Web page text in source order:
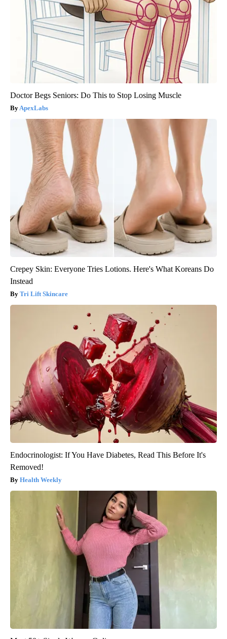
Doctor Begs Seniors: Do This to Stop Losing Muscle
ApexLabs
Crepey Skin: Everyone Tries Lotions. Here's What Koreans Do
Instead
Tri Lift Skincare
Endocrinologist: If You Have Diabetes, Read This Before It's
Removed!
Health Weekly